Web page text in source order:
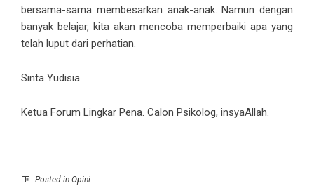
bersama-sama membesarkan anak-anak. Namun dengan
banyak belajar, kita akan mencoba memperbaiki apa yang
telah luput dari perhatian.
Sinta Yudisia
Ketua Forum Lingkar Pena. Calon Psikolog, insyaAllah.
Posted in Opini